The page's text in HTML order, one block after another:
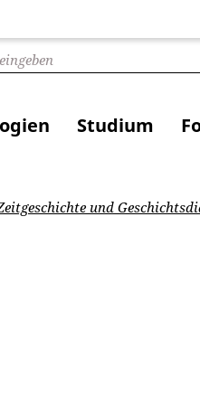
Studium
und